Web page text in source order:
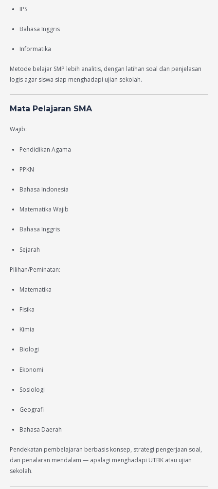
IPS
Bahasa Inggris
Informatika
Metode belajar SMP lebih analitis, dengan latihan soal dan penjelasan
logis agar siswa siap menghadapi ujian sekolah.
Mata Pelajaran SMA
Wajib:
Pendidikan Agama
PPKN
Bahasa Indonesia
Matematika Wajib
Bahasa Inggris
Sejarah
Pilihan/Peminatan:
Matematika
Fisika
Kimia
Biologi
Ekonomi
Sosiologi
Geografi
Bahasa Daerah
Pendekatan pembelajaran berbasis konsep, strategi pengerjaan soal,
dan penalaran mendalam — apalagi menghadapi UTBK atau ujian
sekolah.